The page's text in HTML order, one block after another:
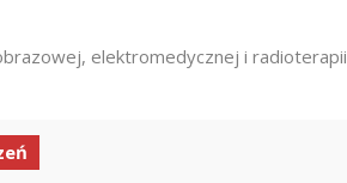
elektromedycznej i radioterapii